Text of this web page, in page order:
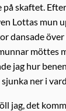
på skaftet.
Lottas mun
dansade över
möttes
jag hur
ner i
jag, det